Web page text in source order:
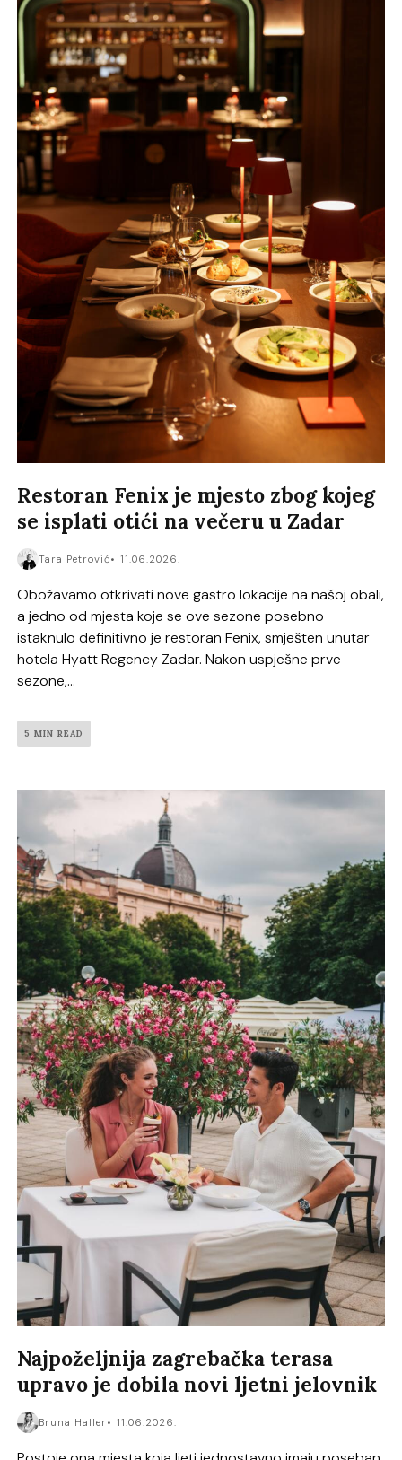
Restoran Fenix je mjesto zbog kojeg
se isplati otići na večeru u Zadar
Tara Petrović 11.06.2026.
Obožavamo otkrivati nove gastro lokacije na našoj obali,
a jedno od mjesta koje se ove sezone posebno
istaknulo definitivno je restoran Fenix, smješten unutar
hotela Hyatt Regency Zadar. Nakon uspješne prve
sezone,...
5 MIN READ
Najpoželjnija zagrebačka terasa
upravo je dobila novi ljetni jelovnik
Bruna Haller 11.06.2026.